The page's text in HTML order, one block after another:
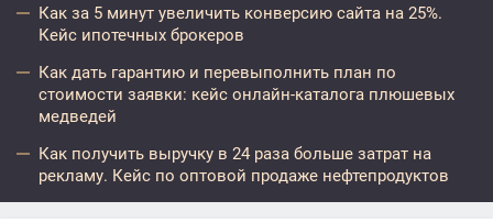
Как за 5 минут увеличить конверсию сайта на 25%.
Кейс ипотечных брокеров
Как дать гарантию и перевыполнить план по
стоимости заявки: кейс онлайн-каталога плюшевых
медведей
Как получить выручку в 24 раза больше затрат на
рекламу. Кейс по оптовой продаже нефтепродуктов